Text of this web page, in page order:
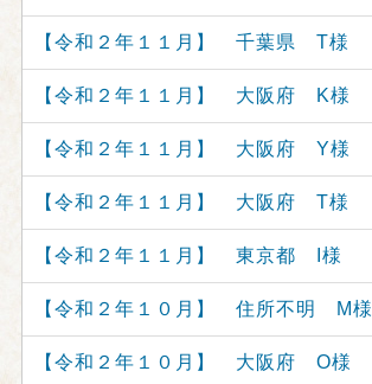
【令和２年１１月】 千葉県 T様
【令和２年１１月】 大阪府 K様
【令和２年１１月】 大阪府 Y様
【令和２年１１月】 大阪府 T様
【令和２年１１月】 東京都 I様
【令和２年１０月】 住所不明 M様
【令和２年１０月】 大阪府 O様